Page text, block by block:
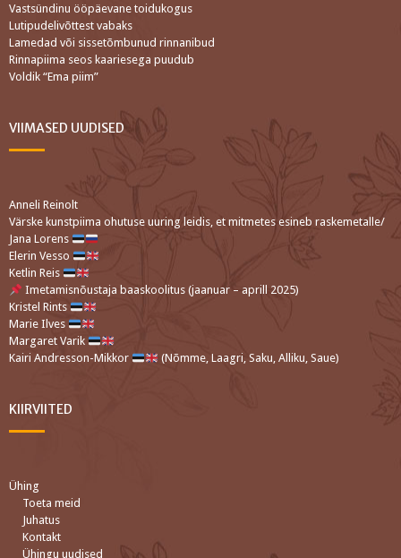
Vastsündinu ööpäevane toidukogus
Lutipudelivõttest vabaks
Lamedad või sissetõmbunud rinnanibud
Rinnapiima seos kaariesega puudub
Voldik “Ema piim”
VIIMASED UUDISED
Anneli Reinolt
Värske kunstpiima ohutuse uuring leidis, et mitmetes esineb raskemetalle/
Jana Lorens
Elerin Vesso
Ketlin Reis
Imetamisnõustaja baaskoolitus (jaanuar – aprill 2025)
Kristel Rints
Marie Ilves
Margaret Varik
Kairi Andresson-Mikkor
(Nõmme, Laagri, Saku, Alliku, Saue)
KIIRVIITED
Ühing
Toeta meid
Juhatus
Kontakt
Ühingu uudised